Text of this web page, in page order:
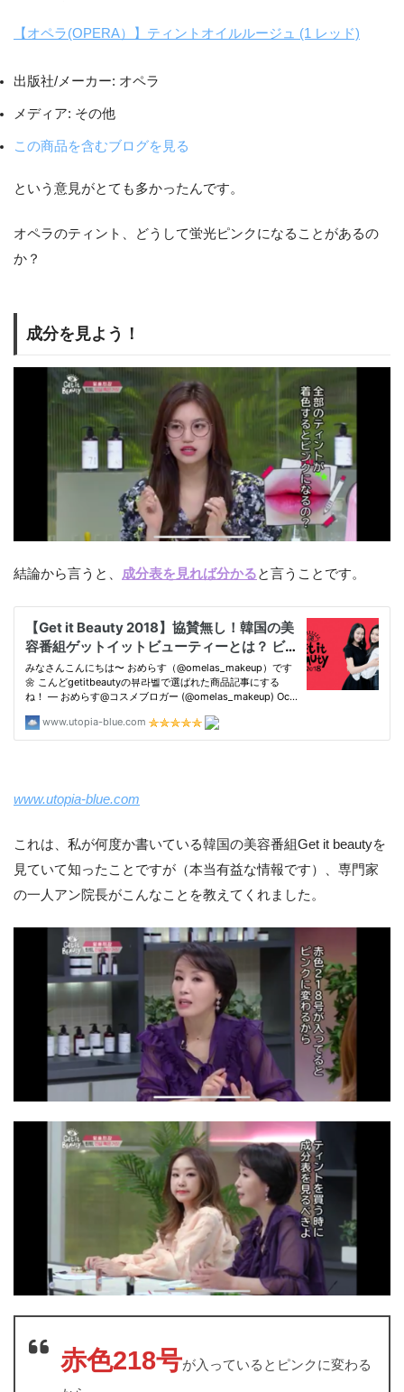
【オペラ(OPERA）】ティントオイルルージュ (1 レッド)
出版社/メーカー: オペラ
メディア: その他
この商品を含むブログを見る
という意見がとても多かったんです。
オペラのティント、どうして蛍光ピンクになることがあるの
か？
成分を見よう！
結論から言うと、 成分表を見れば分かると言うことです。
www.utopia-blue.com
これは、私が何度か書いている韓国の美容番組Get it beautyを
見ていて知ったことですが（本当有益な情報です）、専門家
の一人アン院長がこんなことを教えてくれました。
赤色218号が入っているとピンクに変わる